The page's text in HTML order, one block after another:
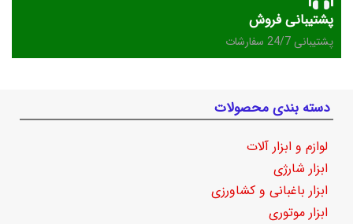
پشتیبانی فروش
پشتیبانی 24/7 سفارشات
دسته بندی محصولات
لوازم و ابزار آلات
ابزار شارژی
ابزار باغبانی و کشاورزی
ابزار موتوری